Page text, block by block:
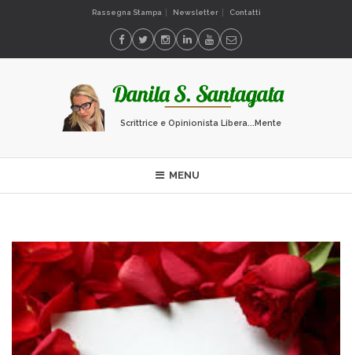
Rassegna Stampa Newsletter Contatti
Scrittrice e Opinionista Libera...Mente
MENU